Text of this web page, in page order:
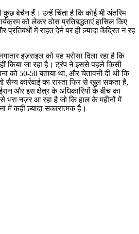
कुछ बेचैन हैं। उन्हें चिंता है कि कोई भी अंतरिम
को लेकर ठोस प्रतिबद्धताएं हासिल किए
प्रतिबंधों में राहत देने पर ही ज़्यादा केंद्रित न रह
इज़राइल को यह भरोसा दिला रहा है कि
किया जा रहा है। ट्रंप ने इससे पहले किसी
को 50-50 बताया था, और चेतावनी दी थी कि
सैन्य कार्रवाई का रास्ता फिर से खुल सकता है,
और इस क्षेत्र के अधिकारियों के बीच का
से भरा नज़र आ रहा है जो कि हाल के महीनों में
में कहीं ज़्यादा सकारात्मक है।